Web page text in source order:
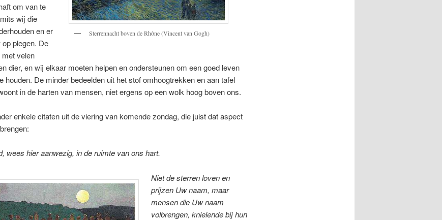
Sterrennacht boven de Rhône (Vincent van Gogh)
om van te
wij die
en er
plegen. De
velen
dier, en wij elkaar moeten helpen en ondersteunen om een goed leven
houden. De minder bedeelden uit het stof omhoogtrekken en aan tafel
in de harten van mensen, niet ergens op een wolk hoog boven ons.
enkele citaten uit de viering van komende zondag, die juist dat aspect
wees hier aanwezig, in de ruimte van ons hart.
Niet de sterren loven en
prijzen Uw naam, maar
mensen die Uw naam
volbrengen, knielende bij hun